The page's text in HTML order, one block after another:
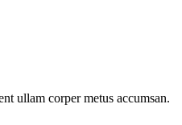
ullam corper metus accumsan.